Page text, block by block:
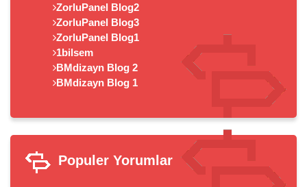
ZorluPanel Blog2
ZorluPanel Blog3
ZorluPanel Blog1
1bilsem
BMdizayn Blog 2
BMdizayn Blog 1
Populer Yorumlar